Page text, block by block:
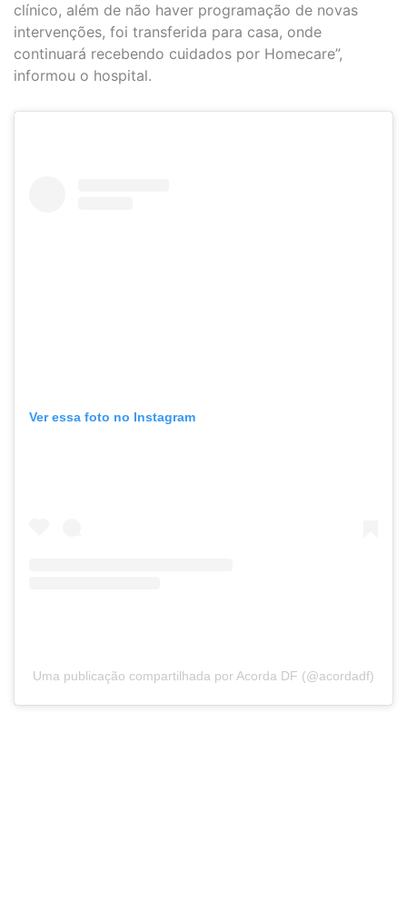
clínico, além de não haver programação de novas
intervenções, foi transferida para casa, onde
continuará recebendo cuidados por Homecare”,
informou o hospital.
Ver essa foto no Instagram
Uma publicação compartilhada por Acorda DF (@acordadf)